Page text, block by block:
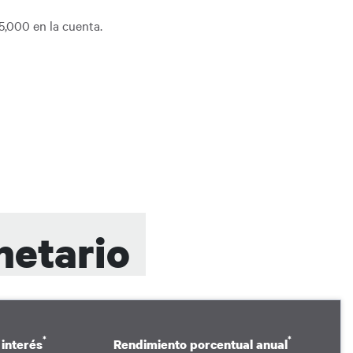
en la cuenta.
* Rendimiento porcentual anual*